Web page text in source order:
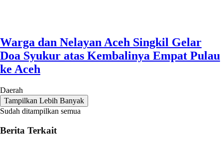
Warga dan Nelayan Aceh Singkil Gelar
Doa Syukur atas Kembalinya Empat Pulau
ke Aceh
Daerah
Tampilkan Lebih Banyak
Sudah ditampilkan semua
Berita Terkait